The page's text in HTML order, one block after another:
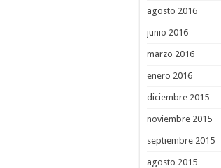
agosto 2016
junio 2016
marzo 2016
enero 2016
diciembre 2015
noviembre 2015
septiembre 2015
agosto 2015